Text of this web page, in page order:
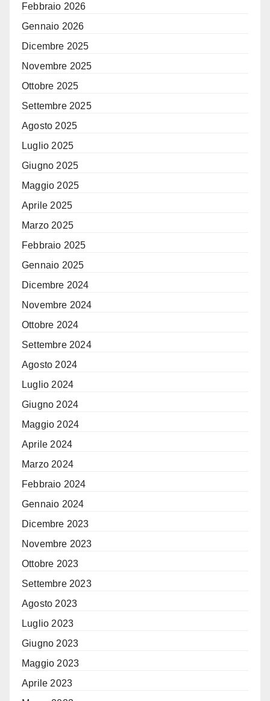
Febbraio 2026
Gennaio 2026
Dicembre 2025
Novembre 2025
Ottobre 2025
Settembre 2025
Agosto 2025
Luglio 2025
Giugno 2025
Maggio 2025
Aprile 2025
Marzo 2025
Febbraio 2025
Gennaio 2025
Dicembre 2024
Novembre 2024
Ottobre 2024
Settembre 2024
Agosto 2024
Luglio 2024
Giugno 2024
Maggio 2024
Aprile 2024
Marzo 2024
Febbraio 2024
Gennaio 2024
Dicembre 2023
Novembre 2023
Ottobre 2023
Settembre 2023
Agosto 2023
Luglio 2023
Giugno 2023
Maggio 2023
Aprile 2023